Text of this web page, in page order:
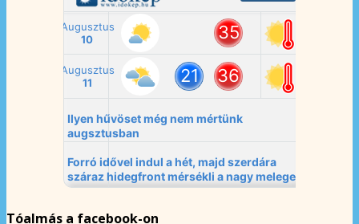
Tóalmás a facebook-on